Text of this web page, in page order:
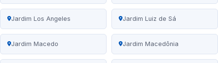
Jardim Los Angeles Jardim Luiz de Sá
Jardim Macedo Jardim Macedônia